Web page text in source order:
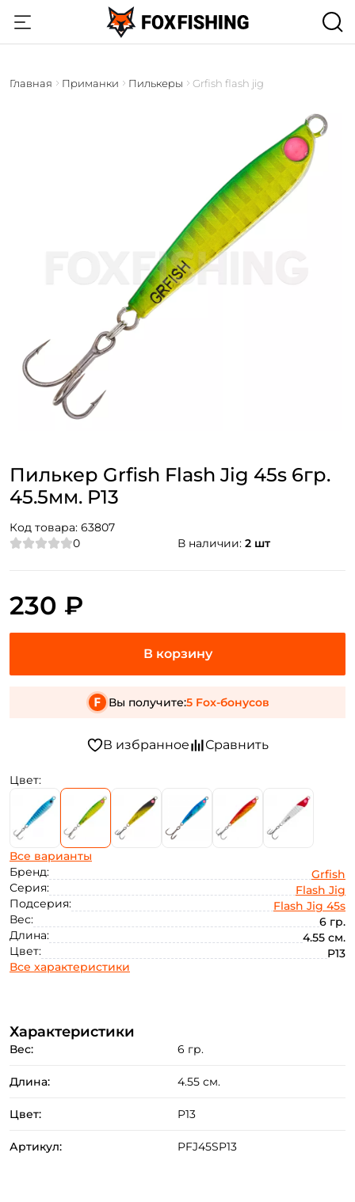
Главная Приманки Пилькеры Grfish flash jig
Пилькер Grfish Flash Jig 45s 6гр.
45.5мм. P13
Код товара: 63807
0
В наличии: 2 шт
Цвет:
Все варианты
Бренд:
Grfish
Серия:
Flash Jig
Подсерия:
Flash Jig 45s
Вес:
6 гр.
Длина:
4.55 см.
Цвет:
P13
Все характеристики
230 ₽
Вы получите:5 Fox-бонусов
Характеристики
Вес: 6 гр.
Длина: 4.55 см.
Цвет: P13
Артикул: PFJ45SP13